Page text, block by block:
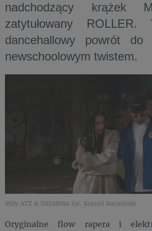
nadchodzący krążek
zatytułowany ROLLER.
dancehallowy powrót
newschoolowym twistem.
Miły ATZ & DZIARMA fot. Kornel Barwiński
Oryginalne flow rapera i